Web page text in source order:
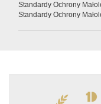
Standardy Ochrony
Standardy Ochrony